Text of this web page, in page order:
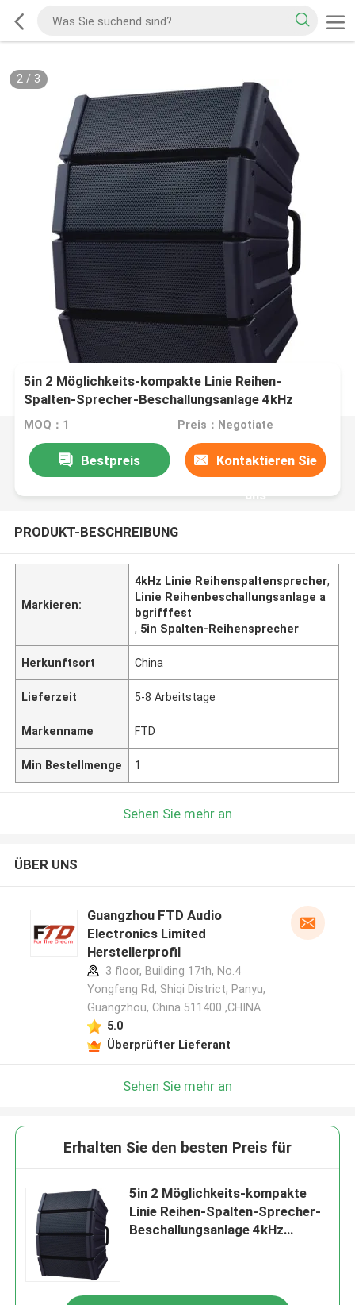
2/ 3
5in 2 Möglichkeits-kompakte Linie Reihen-
Spalten-Sprecher-Beschallungsanlage 4kHz
abgrifffest
MOQ：1 Preis：Negotiate
Bestpreis Kontaktieren Sie
uns
PRODUKT-BESCHREIBUNG
Markieren:
4kHz Linie Reihenspaltensprecher,
Linie Reihenbeschallungsanlage a
bgrifffest
, 5in Spalten-Reihensprecher
Herkunftsort China
Lieferzeit 5-8 Arbeitstage
Markenname FTD
Min Bestellmenge 1
Sehen Sie mehr an
ÜBER UNS
Guangzhou FTD Audio
Electronics Limited
Herstellerprofil
3 floor, Building 17th, No.4
Yongfeng Rd, Shiqi District, Panyu,
Guangzhou, China 511400 ,CHINA
5.0
Überprüfter Lieferant
Sehen Sie mehr an
Erhalten Sie den besten Preis für
5in 2 Möglichkeits-kompakte
Linie Reihen-Spalten-Sprecher-
Beschallungsanlage 4kHz